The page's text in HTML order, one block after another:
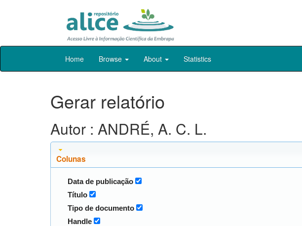
Skip
Home Browse About Statistics
Gerar relatório
Autor : ANDRÉ, A. C. L.
Colunas
Data de publicação
Título
Tipo de documento
Handle